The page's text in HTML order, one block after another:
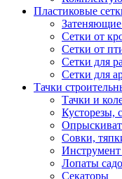
Пластиковые
Затеняющие
Сетки от
Сетки от
Сетки для
Сетки для
Тачки
Тачки и
Кусторезы,
Совки,
Инструмент
Лопаты
Секаторы